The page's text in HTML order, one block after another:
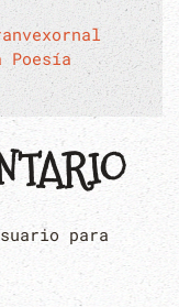
Poesía
para